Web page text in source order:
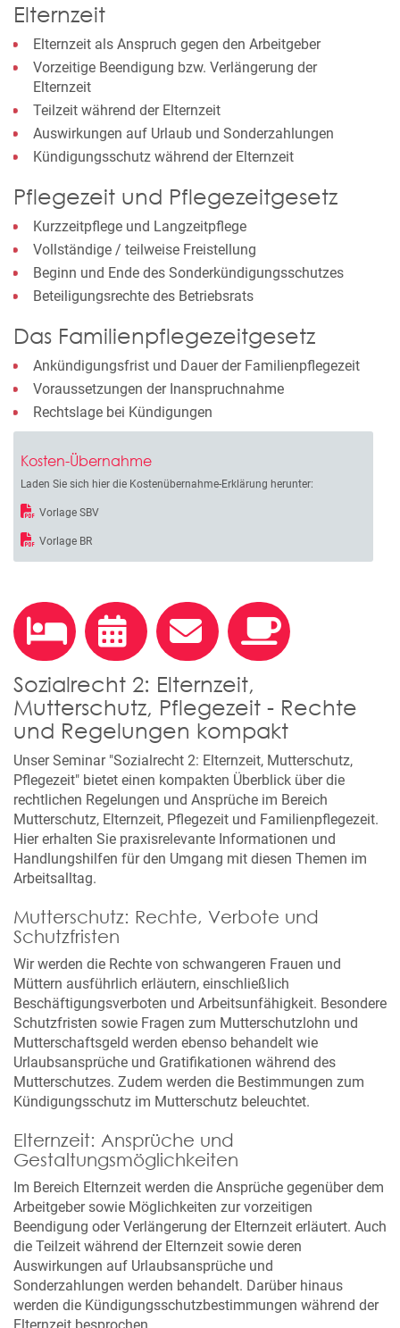
Elternzeit
Elternzeit als Anspruch gegen den Arbeitgeber
Vorzeitige Beendigung bzw. Verlängerung der
Elternzeit
Teilzeit während der Elternzeit
Auswirkungen auf Urlaub und Sonderzahlungen
Kündigungsschutz während der Elternzeit
Pflegezeit und Pflegezeitgesetz
Kurzzeitpflege und Langzeitpflege
Vollständige / teilweise Freistellung
Beginn und Ende des Sonderkündigungsschutzes
Beteiligungsrechte des Betriebsrats
Das Familienpflegezeitgesetz
Ankündigungsfrist und Dauer der Familienpflegezeit
Voraussetzungen der Inanspruchnahme
Rechtslage bei Kündigungen
Kosten-Übernahme
Laden Sie sich hier die Kostenübernahme-Erklärung herunter:
Vorlage SBV
Vorlage BR
Sozialrecht 2: Elternzeit,
Mutterschutz, Pflegezeit - Rechte
und Regelungen kompakt
Unser Seminar "Sozialrecht 2: Elternzeit, Mutterschutz,
Pflegezeit" bietet einen kompakten Überblick über die
rechtlichen Regelungen und Ansprüche im Bereich
Mutterschutz, Elternzeit, Pflegezeit und Familienpflegezeit.
Hier erhalten Sie praxisrelevante Informationen und
Handlungshilfen für den Umgang mit diesen Themen im
Arbeitsalltag.
Mutterschutz: Rechte, Verbote und
Schutzfristen
Wir werden die Rechte von schwangeren Frauen und
Müttern ausführlich erläutern, einschließlich
Beschäftigungsverboten und Arbeitsunfähigkeit. Besondere
Schutzfristen sowie Fragen zum Mutterschutzlohn und
Mutterschaftsgeld werden ebenso behandelt wie
Urlaubsansprüche und Gratifikationen während des
Mutterschutzes. Zudem werden die Bestimmungen zum
Kündigungsschutz im Mutterschutz beleuchtet.
Elternzeit: Ansprüche und
Gestaltungsmöglichkeiten
Im Bereich Elternzeit werden die Ansprüche gegenüber dem
Arbeitgeber sowie Möglichkeiten zur vorzeitigen
Beendigung oder Verlängerung der Elternzeit erläutert. Auch
die Teilzeit während der Elternzeit sowie deren
Auswirkungen auf Urlaubsansprüche und
Sonderzahlungen werden behandelt. Darüber hinaus
werden die Kündigungsschutzbestimmungen während der